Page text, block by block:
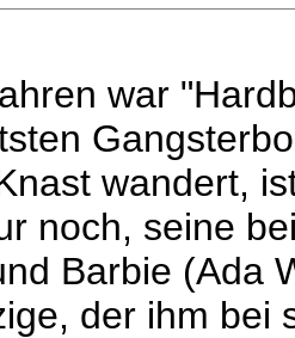
war
wandert,
noch, seine
Barbie (Ada
der ihm bei